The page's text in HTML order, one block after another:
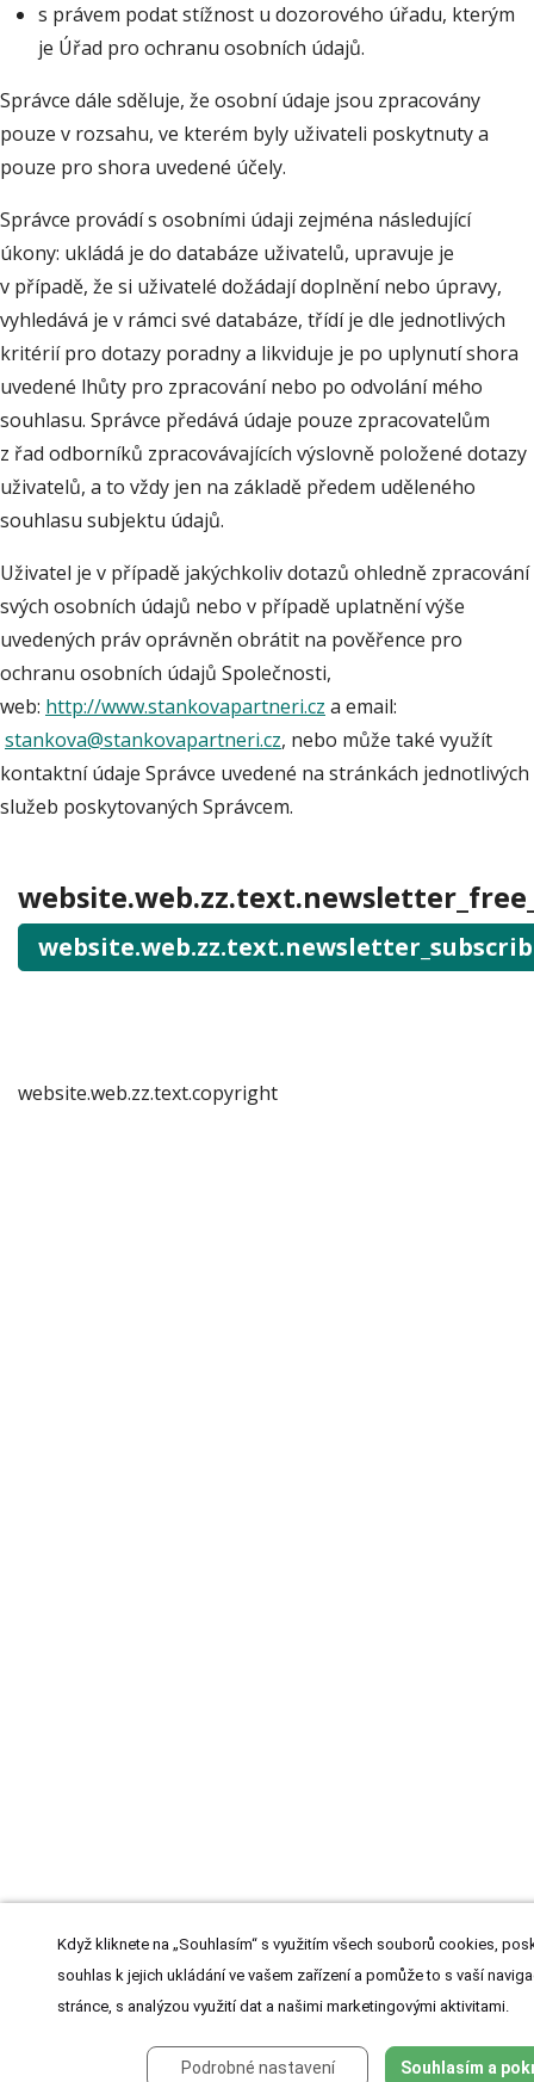
s právem podat stížnost u dozorového úřadu, kterým
je Úřad pro ochranu osobních údajů.
Správce dále sděluje, že osobní údaje jsou zpracovány
pouze v rozsahu, ve kterém byly uživateli poskytnuty a
pouze pro shora uvedené účely.
Správce provádí s osobními údaji zejména následující
úkony: ukládá je do databáze uživatelů, upravuje je
v případě, že si uživatelé dožádají doplnění nebo úpravy,
vyhledává je v rámci své databáze, třídí je dle jednotlivých
kritérií pro dotazy poradny a likviduje je po uplynutí shora
uvedené lhůty pro zpracování nebo po odvolání mého
souhlasu. Správce předává údaje pouze zpracovatelům
z řad odborníků zpracovávajících výslovně položené dotazy
uživatelů, a to vždy jen na základě předem uděleného
souhlasu subjektu údajů.
Uživatel je v případě jakýchkoliv dotazů ohledně zpracování
svých osobních údajů nebo v případě uplatnění výše
uvedených práv oprávněn obrátit na pověřence pro
ochranu osobních údajů Společnosti,
web: http://www.stankovapartneri.cz a email:
stankova@stankovapartneri.cz, nebo může také využít
kontaktní údaje Správce uvedené na stránkách jednotlivých
služeb poskytovaných Správcem.
website.web.zz.text.copyright
Když kliknete na „Souhlasím“ s využitím všech souborů cookies,
souhlas k jejich ukládání ve vašem zařízení a pomůže to s vaší
stránce, s analýzou využití dat a našimi marketingovými aktivitami.
Podrobné nastavení Souhlasím a